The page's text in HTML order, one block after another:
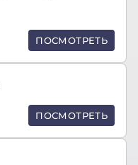
ПОСМОТРЕТЬ
ПОСМОТРЕТЬ